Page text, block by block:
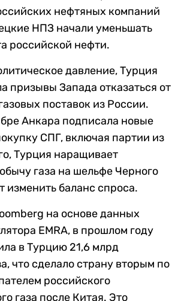
нефтяных компаний
НПЗ начали уменьшать
российской нефти.
давление, Турция
призывы Запада отказаться от
поставок из России.
Анкара подписала новые
СПГ, включая партии из
Турция наращивает
газа на шельфе Черного
изменить баланс спроса.
на основе данных
EMRA, в прошлом году
в Турцию 21,6 млрд
что сделало страну вторым по
российского
газа после Китая. Это